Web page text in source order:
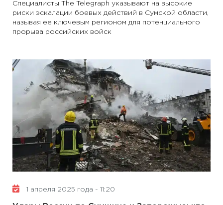
Специалисты The Telegraph указывают на высокие
риски эскалации боевых действий в Сумской области,
называя ее ключевым регионом для потенциального
прорыва российских войск
1 апреля 2025 года - 11:20